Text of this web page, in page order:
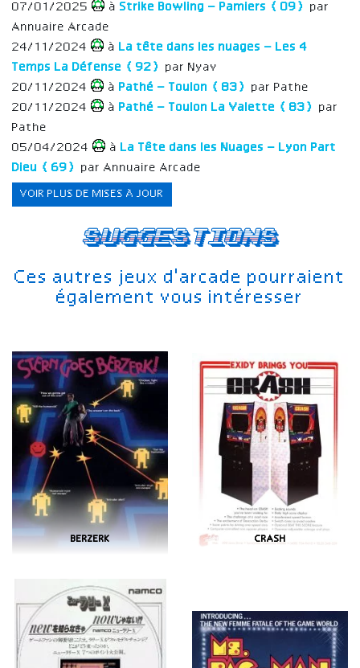
Suggestions
Ces autres jeux d'arcade pourraient
également vous intéresser
BERZERK CRASH
07/01/2025
à Strike Bowling – Pamiers (09)
par
Annuaire Arcade
24/11/2024
à La tête dans les nuages – Les 4
Temps La Défense (92)
par Nyav
20/11/2024
à Pathé – Toulon (83)
par Pathe
20/11/2024
à Pathé – Toulon La Valette (83)
par
Pathe
05/04/2024
à La Tête dans les Nuages – Lyon Part
Dieu (69)
par Annuaire Arcade
VOIR PLUS DE MISES À JOUR